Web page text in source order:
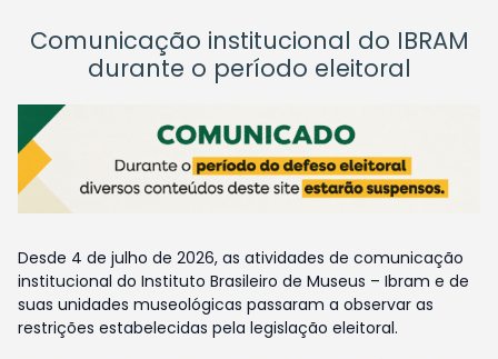
Comunicação institucional do IBRAM
durante o período eleitoral
Desde 4 de julho de 2026, as atividades de comunicação
institucional do Instituto Brasileiro de Museus – Ibram e de
suas unidades museológicas passaram a observar as
restrições estabelecidas pela legislação eleitoral.